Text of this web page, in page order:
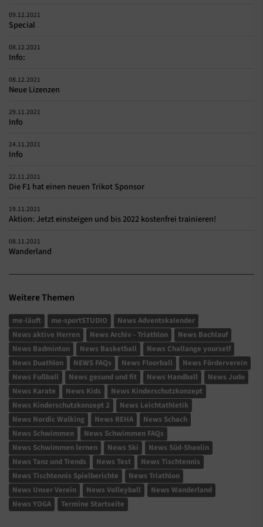
09.12.2021
Special
08.12.2021
Info:
08.12.2021
Neue Lizenzen
29.11.2021
Info
24.11.2021
Info
22.11.2021
Die F1 hat einen neuen Trikot Sponsor
19.11.2021
Aktion: Jetzt einsteigen und bis 2022 kostenfrei trainieren!
08.11.2021
Wanderland
Weitere Themen
me-läuft me-sportSTUDIO
News Adventskalender
News aktive Herren
News Archiv - Triathlon
News Bachlauf
News Badminton
News Basketball
News Challange yourself
News Duathlon
NEWS FAQs News Floorball
News Förderverein
News Fußball
News gesund und fit News Handball
News Judo
News Karate
News Kids
News Kinderschutzkonzept
News Kinderschutzkonzept 2
News Leichtathletik
News Nordic Walking
News REHA
News Schach
News Schwimmen
News Schwimmen FAQs
News Schwimmen lernen
News Ski
News Süd-Shaolin
News Tanz und Trends
News Test
News Tischtennis
News Tischtennis Spielberichte
News Triathlon
News Unser Verein
News Volleyball
News Wanderland
News YOGA
Termine Startseite